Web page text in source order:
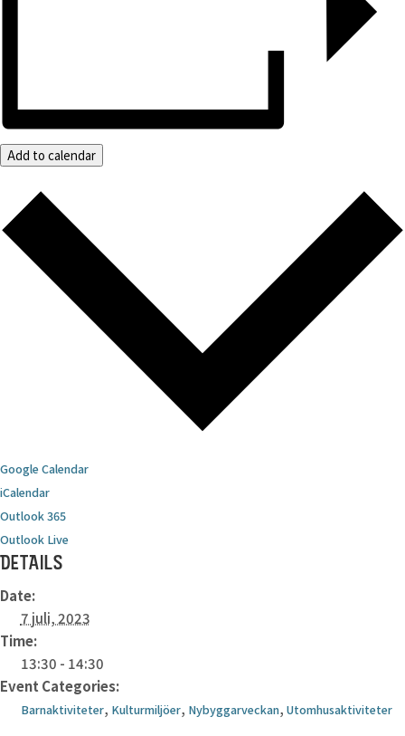
Add to calendar
Google Calendar
iCalendar
Outlook 365
Outlook Live
DETAILS
Date:
7 juli, 2023
Time:
13:30 - 14:30
Event Categories:
Barnaktiviteter, Kulturmiljöer, Nybyggarveckan, Utomhusaktiviteter